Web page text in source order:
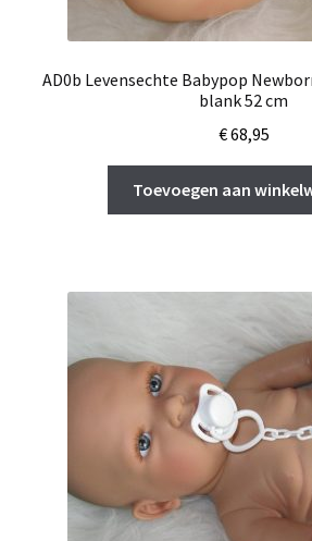
AD0b Levensechte Babypop
blank 52 cm
€68,95
Toevoegen aan